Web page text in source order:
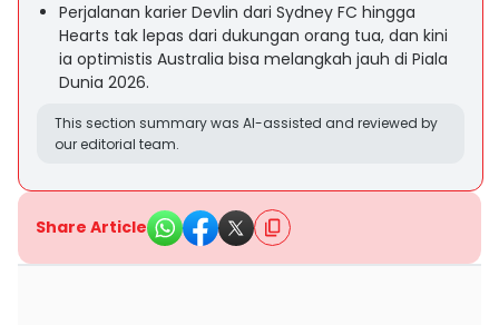
Perjalanan karier Devlin dari Sydney FC hingga
Hearts tak lepas dari dukungan orang tua, dan kini
ia optimistis Australia bisa melangkah jauh di Piala
Dunia 2026.
This section summary was AI-assisted and reviewed by
our editorial team.
Share Article